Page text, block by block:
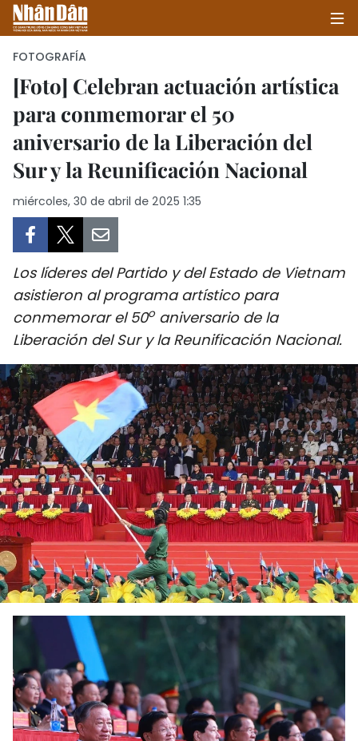
INICIO
POLÍTICA
SALUD - MEDIO AMBIENTE
CULTURA - ENTRETENIMIENTO
INTERNACIONAL
DEPORTES
VIAJES
PUENTE DE AMISTAD
HISTORIAS MULTIMEDIA
FOTOGRAFÍA
¿QUIÉNES SOMOS?
TIẾNG VIỆT
中文
FRANÇAIS
FOTOGRAFÍA
[Foto] Celebran actuación artística
para conmemorar el 50
aniversario de la Liberación del
Sur y la Reunificación Nacional
miércoles, 30 de abril de 2025 1:35
Los líderes del Partido y del Estado de Vietnam
asistieron al programa artístico para
conmemorar el 50oaniversario de la
Liberación del Sur y la Reunificación Nacional.